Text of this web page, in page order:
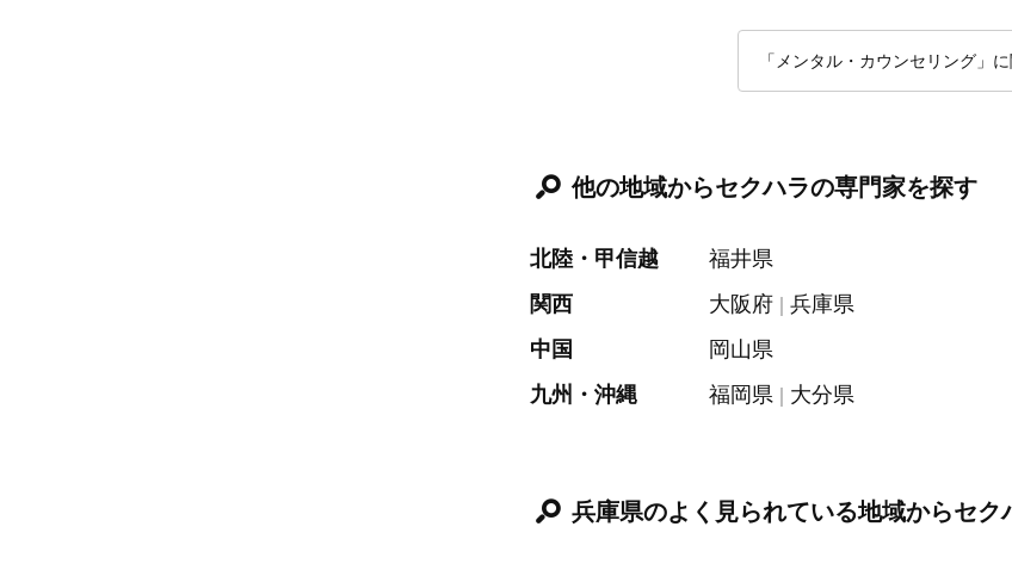
「メンタル・カウンセリング」
他の地域からセクハラの専門家を探す
北陸・甲信越
福井県
関西
大阪府
兵庫県
中国
岡山県
九州・沖縄
福岡県 大分県
兵庫県のよく見られている地域からセク